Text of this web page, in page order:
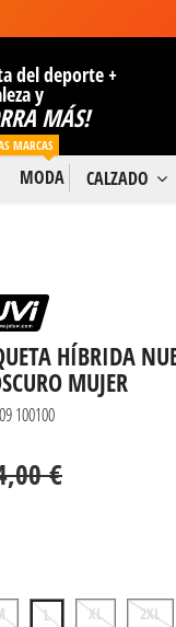
del deporte +
y
MÁS!
MODA
MARCAS
CALZADO
HÍBRIDA
MUJER
100100
€
L XL 2XL